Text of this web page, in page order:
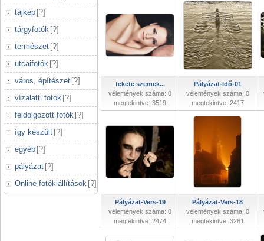
tájkép [?]
tárgyfotók [?]
természet [?]
utcaifotók [?]
város, építészet [?]
vízalatti fotók [?]
feldolgozott fotók [?]
így készült [?]
egyéb [?]
pályázat [?]
Online fotókiállítások [?]
fekete szemek...
vélemények száma: 0
megtekintve: 3519
Pályázat-Idő-01
vélemények száma: 0
megtekintve: 2417
Pályázat-Vers-19
vélemények száma: 0
megtekintve: 2474
Pályázat-Vers-18
vélemények száma: 0
megtekintve: 3261